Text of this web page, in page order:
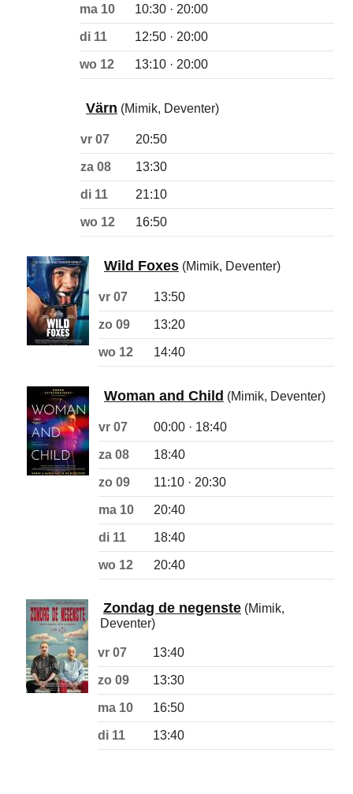
ma 10 10:30 · 20:00
di 11 12:50 · 20:00
wo 12 13:10 · 20:00
Värn (Mimik, Deventer)
vr 07 20:50
za 08 13:30
di 11 21:10
wo 12 16:50
Wild Foxes (Mimik, Deventer)
vr 07 13:50
zo 09 13:20
wo 12 14:40
Woman and Child (Mimik, Deventer)
vr 07 00:00 · 18:40
za 08 18:40
zo 09 11:10 · 20:30
ma 10 20:40
di 11 18:40
wo 12 20:40
Zondag de negenste (Mimik,
Deventer)
vr 07 13:40
zo 09 13:30
ma 10 16:50
di 11 13:40